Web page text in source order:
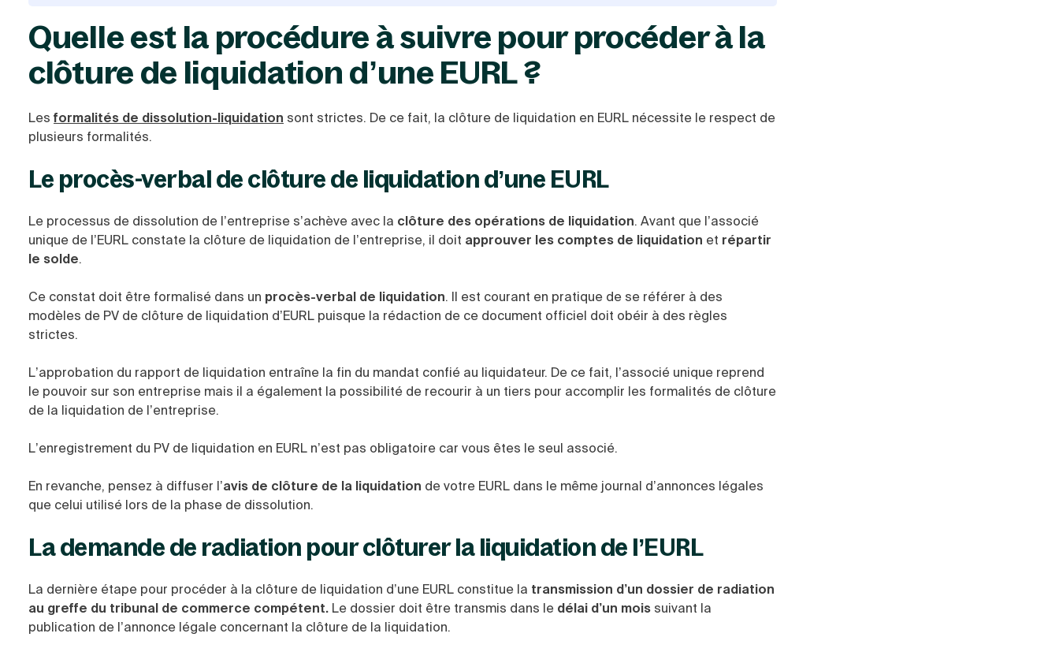
Quelle est la procédure à suivre pour procéder à la
clôture de liquidation d’une EURL ?
Les formalités de dissolution-liquidation sont strictes. De ce fait, la clôture de liquidation en EURL nécessite le respect de
plusieurs formalités.
Le procès-verbal de clôture de liquidation d’une EURL
Le processus de dissolution de l’entreprise s’achève avec la clôture des opérations de liquidation. Avant que l’associé
unique de l’EURL constate la clôture de liquidation de l’entreprise, il doit approuver les comptes de liquidation et répartir
le solde.
Ce constat doit être formalisé dans un procès-verbal de liquidation. Il est courant en pratique de se référer à des
modèles de PV de clôture de liquidation d’EURL puisque la rédaction de ce document officiel doit obéir à des règles
strictes.
L’approbation du rapport de liquidation entraîne la fin du mandat confié au liquidateur. De ce fait, l’associé unique reprend
le pouvoir sur son entreprise mais il a également la possibilité de recourir à un tiers pour accomplir les formalités de clôture
de la liquidation de l’entreprise.
L’enregistrement du PV de liquidation en EURL n’est pas obligatoire car vous êtes le seul associé.
En revanche, pensez à diffuser l’avis de clôture de la liquidation de votre EURL dans le même journal d’annonces légales
que celui utilisé lors de la phase de dissolution.
La demande de radiation pour clôturer la liquidation de l’EURL
La dernière étape pour procéder à la clôture de liquidation d’une EURL constitue la transmission d’un dossier de radiation
au greffe du tribunal de commerce compétent. Le dossier doit être transmis dans le délai d’un mois suivant la
publication de l’annonce légale concernant la clôture de la liquidation.